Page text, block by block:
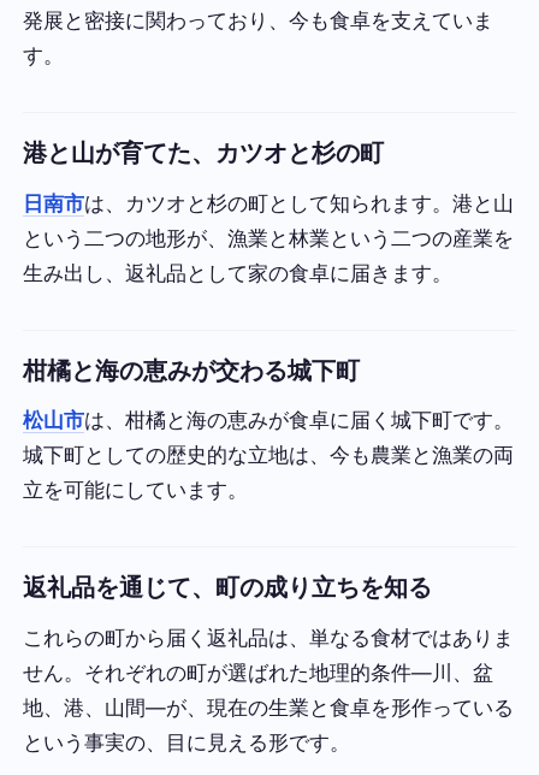
発展と密接に関わっており、今も食卓を支えていま
す。
港と山が育てた、カツオと杉の町
日南市は、カツオと杉の町として知られます。港と山
という二つの地形が、漁業と林業という二つの産業を
生み出し、返礼品として家の食卓に届きます。
柑橘と海の恵みが交わる城下町
松山市は、柑橘と海の恵みが食卓に届く城下町です。
城下町としての歴史的な立地は、今も農業と漁業の両
立を可能にしています。
返礼品を通じて、町の成り立ちを知る
これらの町から届く返礼品は、単なる食材ではありま
せん。それぞれの町が選ばれた地理的条件—川、盆
地、港、山間—が、現在の生業と食卓を形作っている
という事実の、目に見える形です。